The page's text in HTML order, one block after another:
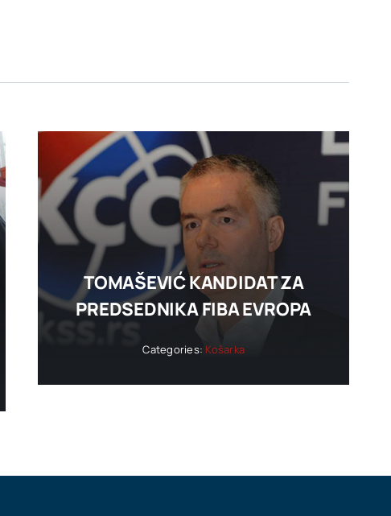
TOMAŠEVIĆ KANDIDAT ZA
PREDSEDNIKA FIBA EVROPA
Categories: Košarka